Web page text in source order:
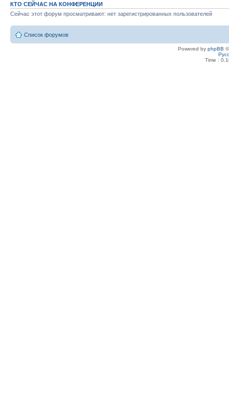
КТО СЕЙЧАС НА КОНФЕРЕНЦИИ
Сейчас этот форум просматривают: нет зарегистрированных пользователей
Список форумов
Powered by phpBB
Time :